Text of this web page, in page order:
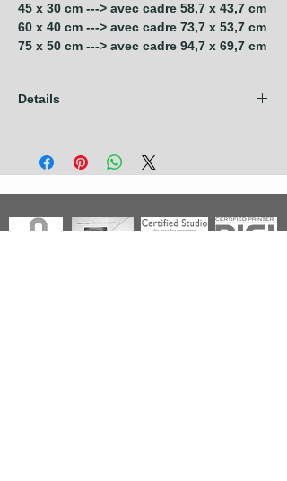
45 x 30 cm ---> avec cadre 58,7 x 43,7 cm
60 x 40 cm ---> avec cadre 73,7 x 53,7 cm
75 x 50 cm ---> avec cadre 94,7 x 69,7 cm
Details
Européenne + Royaume Uni + Canada +